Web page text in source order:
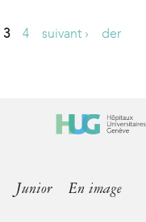
3 4 suivant ›
der
Junior
En image